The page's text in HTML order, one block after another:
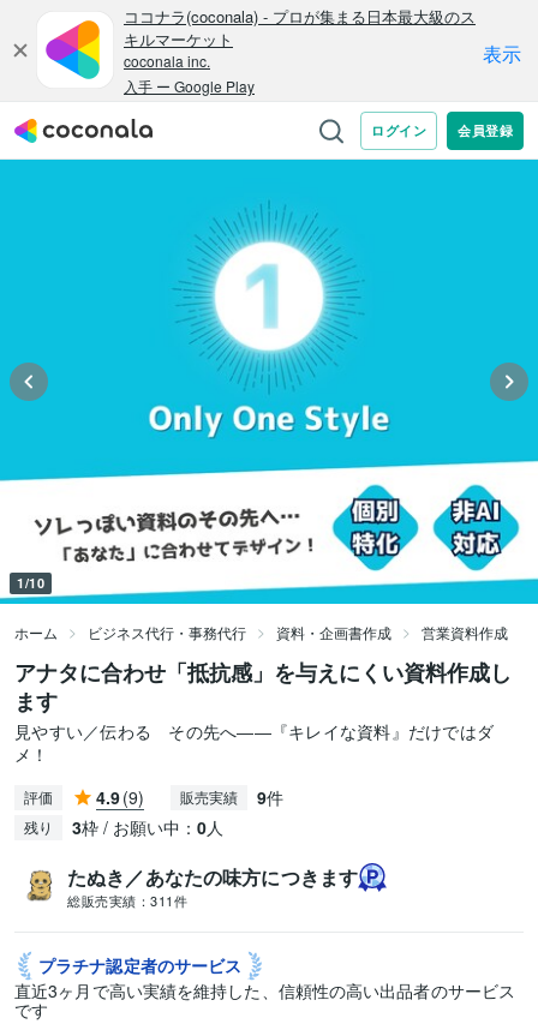
1/10
ホーム ビジネス代行・事務代行 資料・企画書作成 営業資料作成
アナタに合わせ「抵抗感」を与えにくい資料作成し
ます
見やすい／伝わる その先へ――『キレイな資料』だけではダ
メ！
評価 4.9(9) 販売実績 9件
残り 3枠 / お願い中： 0人
たぬき／あなたの味方につきます
総販売実績： 311件
プラチナ認定者のサービス
直近3ヶ月で高い実績を維持した、信頼性の高い出品者のサービス
です